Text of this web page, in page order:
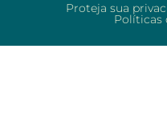
Proteja sua
Políticas